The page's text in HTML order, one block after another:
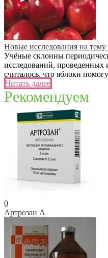
Новые исследования на тему
Учёные склонны
исследований, проведенных
считалось, что яблоки
Читать далее
Рекомендуем
0
Артрозан А